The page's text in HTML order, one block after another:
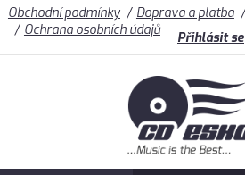
Obchodní podmínky Doprava a platba
Ochrana osobních údajů
Přihlásit se